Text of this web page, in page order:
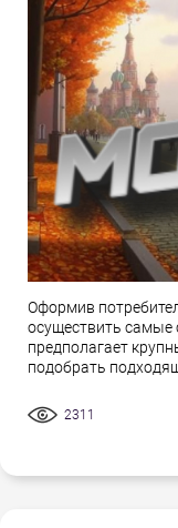
Оформив
осуществить
предполагает
подобрать
2311